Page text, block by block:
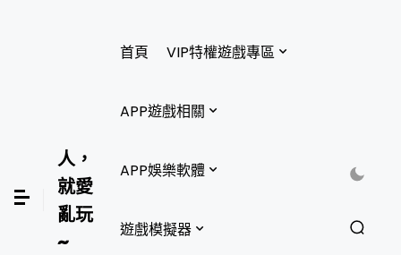
人，
就愛
亂玩
~
首頁 VIP特權遊戲專區
APP遊戲相關
APP娛樂軟體
遊戲模擬器